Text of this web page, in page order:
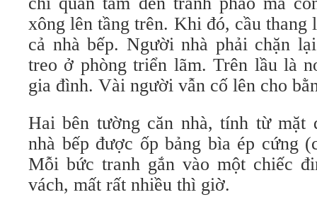
xông lên tầng trên. Khi đó, cầu thang
cả nhà bếp. Người nhà phải chặn
treo ở phòng triển lãm. Trên lầu là
gia đình. Vài người vẫn cố lên cho
Hai bên tường căn nhà, tính từ mặt
nhà bếp được ốp bảng bìa ép cứng
Mỗi bức tranh gắn vào một chiếc
vách, mất rất nhiều thì giờ.